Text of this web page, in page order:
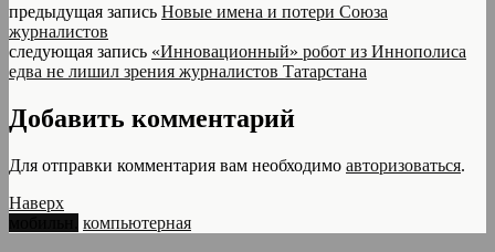
предыдущая запись Новые имена и потери Союза
журналистов
следующая запись «Инновационный» робот из Иннополиса
едва не лишил зрения журналистов Татарстана
Добавить комментарий
Для отправки комментария вам необходимо авторизоваться.
Наверх
компьютерная